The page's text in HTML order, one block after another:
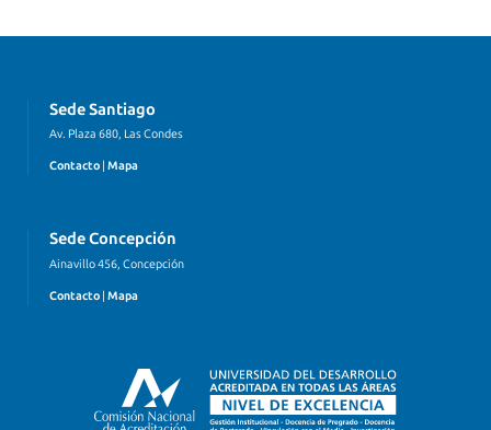
Sede Santiago
Av. Plaza 680, Las Condes
Contacto Mapa
Sede Concepción
Ainavillo 456, Concepción
Contacto Mapa